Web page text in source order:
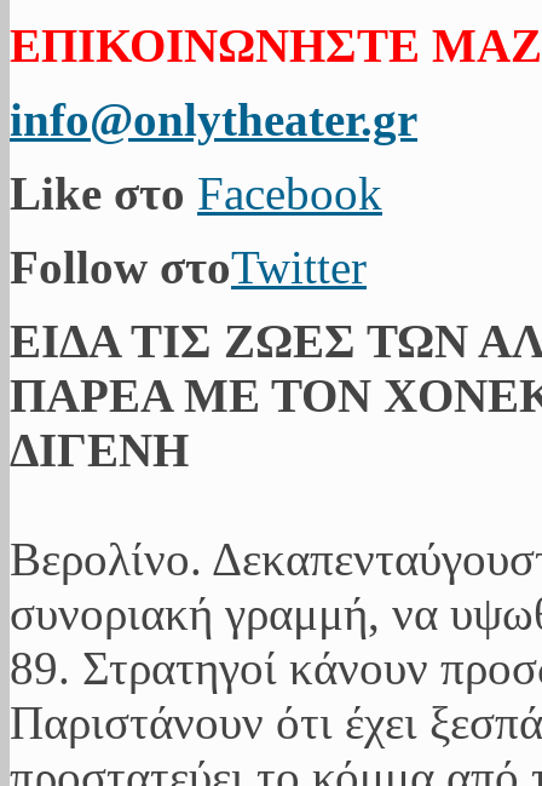
ΕΠΙΚΟΙΝΩΝΗΣΤΕ
info@onlytheater.gr
Like στο Facebook
Follow στοTwitter
ΕΙΔΑ ΤΙΣ ΖΩΕΣ ΤΩΝ
ΠΑΡΕΑ ΜΕ ΤΟΝ
ΔΙΓΕΝΗ
Βερολίνο.
συνοριακή γραμμή, να
89. Στρατηγοί κάνουν
Παριστάνουν ότι έχει